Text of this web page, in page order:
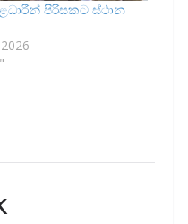
පිරිසකට ස්ථාන